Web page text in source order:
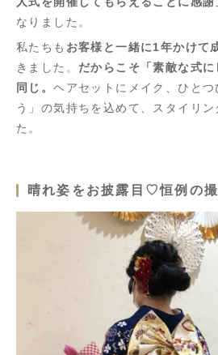
なりました。
私たちも お客様と一緒に1年かけて
きました。 だからこそ「素敵な式
同じ。ヘアセットにメイク、ひとつ
う」の気持ちを込めて、スタイリ
た。
晴れ姿をお披露目♡恒例の